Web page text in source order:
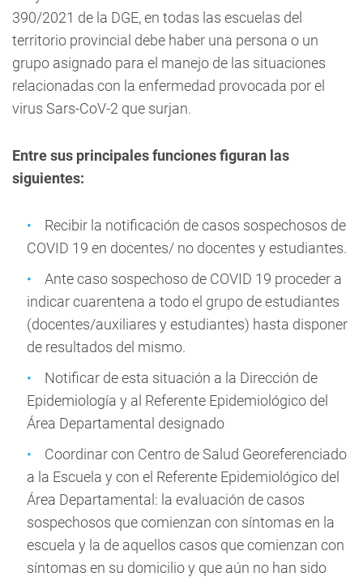
390/2021 de la DGE, en todas las escuelas del
territorio provincial debe haber una persona o un
grupo asignado para el manejo de las situaciones
relacionadas con la enfermedad provocada por el
virus Sars-CoV-2 que surjan.
Entre sus principales funciones figuran las
siguientes:
Recibir la notificación de casos sospechosos de
COVID 19 en docentes/ no docentes y estudiantes.
Ante caso sospechoso de COVID 19 proceder a
indicar cuarentena a todo el grupo de estudiantes
(docentes/auxiliares y estudiantes) hasta disponer
de resultados del mismo.
Notificar de esta situación a la Dirección de
Epidemiología y al Referente Epidemiológico del
Área Departamental designado
Coordinar con Centro de Salud Georeferenciado
a la Escuela y con el Referente Epidemiológico del
Área Departamental: la evaluación de casos
sospechosos que comienzan con síntomas en la
escuela y la de aquellos casos que comienzan con
síntomas en su domicilio y que aún no han sido